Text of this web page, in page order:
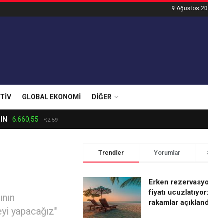
9 Ağustos
GLOBAL EKONOMI DIĞER
6.660,55 %2.59
yapacağız"
Trendler Yorumlar
Erken
fiyatı
rakamlar